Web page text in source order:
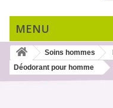
MENU
Soins hommes
Déodorant pour homme